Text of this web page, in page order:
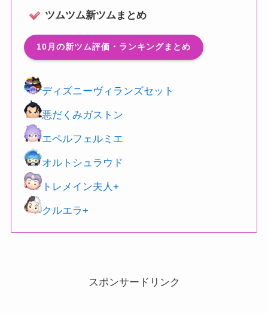
ツムツム新ツムまとめ
10月の新ツム評価・ランキングまとめ
ディズニーヴィランズセット
悪だくみガストン
エペルフェルミエ
オルトシュラウド
トレメイン夫人+
クルエラ+
スポンサードリンク